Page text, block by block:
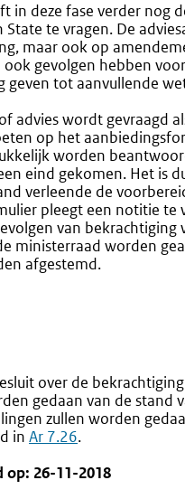
in deze fase verder nog
State te vragen. De
maar ook op
ook gevolgen hebben
geven tot aanvullende
advies wordt gevraagd
op het
worden
eind gekomen. Het is
verleende de
pleegt een notitie te
van
ministerraad worden
afgestemd.
over de
gedaan van de stand
zullen worden
in Ar 7.26.
op: 26-11-2018